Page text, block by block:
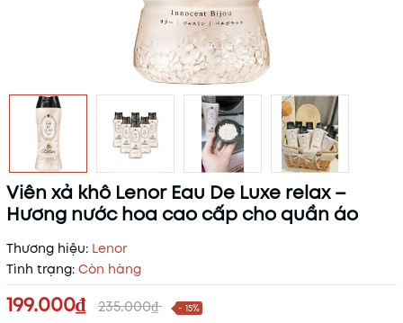
Viên xả khô Lenor Eau De Luxe relax –
Hương nước hoa cao cấp cho quần áo
Thương hiệu: Lenor
Tình trạng: Còn hàng
199.000₫ 235.000₫ - 15%